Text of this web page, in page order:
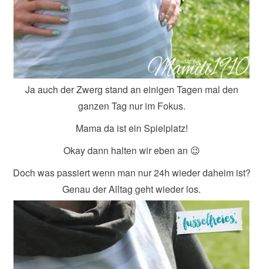
Ja auch der Zwerg stand an einigen Tagen mal den
ganzen Tag nur im Fokus.
Mama da ist ein Spielplatz!
Okay dann halten wir eben an 😉
Doch was passiert wenn man nur 24h wieder daheim ist?
Genau der Alltag geht wieder los.